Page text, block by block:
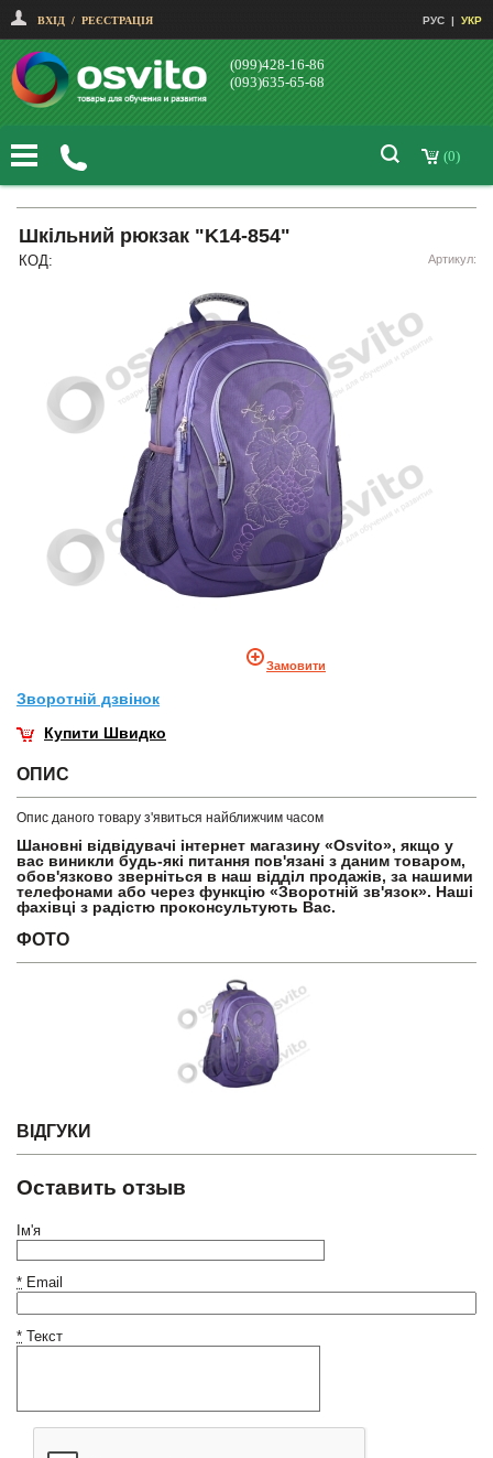
ВХІД / РЕЄСТРАЦІЯ РУС | УКР
(099)428-16-86
(093)635-65-68
(0)
Шкільний рюкзак "K14-854"
КОД: Артикул:
Замовити
Зворотнiй дзвiнок
Купити Швидко
ОПИС
Опис даного товару з'явиться найближчим часом
Шановні відвідувачі інтернет магазину «Osvito», якщо у
вас виникли будь-які питання пов'язані з даним товаром,
обов'язково зверніться в наш відділ продажів, за нашими
телефонами або через функцію «Зворотній зв'язок». Наші
фахівці з радістю проконсультують Вас.
ФОТО
ВІДГУКИ
Оставить отзыв
Ім'я
* Email
* Текст